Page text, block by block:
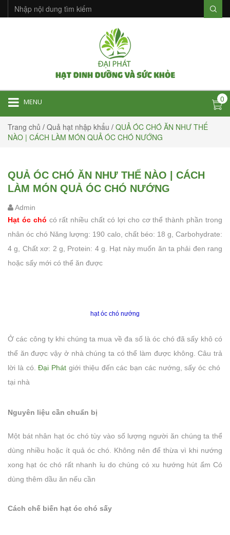
MENU 0
Trang chủ / Quả hạt nhập khẩu / QUẢ ÓC CHÓ ĂN NHƯ THẾ
NÀO | CÁCH LÀM MÓN QUẢ ÓC CHÓ NƯỚNG
QUẢ ÓC CHÓ ĂN NHƯ THẾ NÀO | CÁCH
LÀM MÓN QUẢ ÓC CHÓ NƯỚNG
Admin
Hạt óc chó có rất nhiều chất có lợi cho cơ thể thành phần trong
nhân óc chó Năng lượng: 190 calo, chất béo: 18 g, Carbohydrate:
4 g, Chất xơ: 2 g, Protein: 4 g. Hạt này muốn ăn ta phải đen rang
hoặc sấy mới có thể ăn được
hạt óc chó nướng
Ở các công ty khi chúng ta mua về đa số là óc chó đã sấy khô có
thể ăn được vậy ở nhà chúng ta có thể làm được không. Câu trả
lời là có.Đại Phát giới thiệu đến các bạn các nướng, sấy óc chó
tại nhà
Nguyên liệu cần chuẩn bị
Một bát nhân hạt óc chó tùy vào số lượng người ăn chúng ta thể
dùng nhiều hoặc ít quả óc chó. Không nên để thừa vì khi nướng
xong hạt óc chó rất nhanh ỉu do chúng có xu hướng hút ẩm Có
dùng thêm dầu ăn nếu cần
Cách chế biến hạt óc chó sấy